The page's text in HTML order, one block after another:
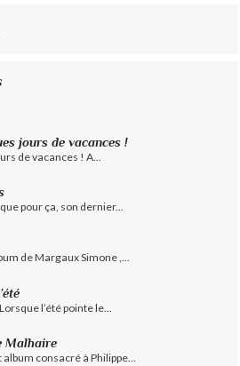
jours de vacances !
de vacances ! A...
pour ça, son dernier...
de Margaux Simone ,...
l’été pointe le...
Malhaire
consacré à Philippe...